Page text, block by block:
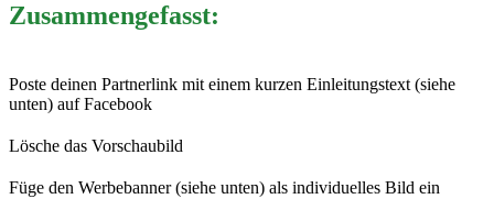
Zusammengefasst:
Poste deinen Partnerlink mit einem kurzen Einleitungstext (siehe
unten) auf Facebook
Lösche das Vorschaubild
Füge den Werbebanner (siehe unten) als individuelles Bild ein